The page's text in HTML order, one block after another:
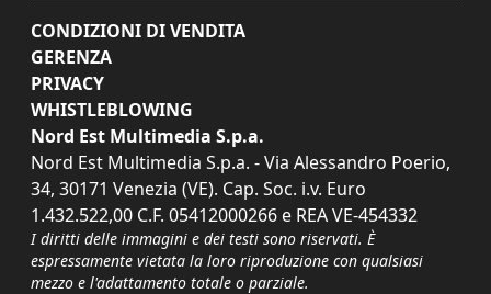
CONDIZIONI DI VENDITA
GERENZA
PRIVACY
WHISTLEBLOWING
Nord Est Multimedia S.p.a.
Nord Est Multimedia S.p.a. - Via Alessandro Poerio,
34, 30171 Venezia (VE). Cap. Soc. i.v. Euro
1.432.522,00 C.F. 05412000266 e REA VE-454332
I diritti delle immagini e dei testi sono riservati. È
espressamente vietata la loro riproduzione con qualsiasi
mezzo e l'adattamento totale o parziale.